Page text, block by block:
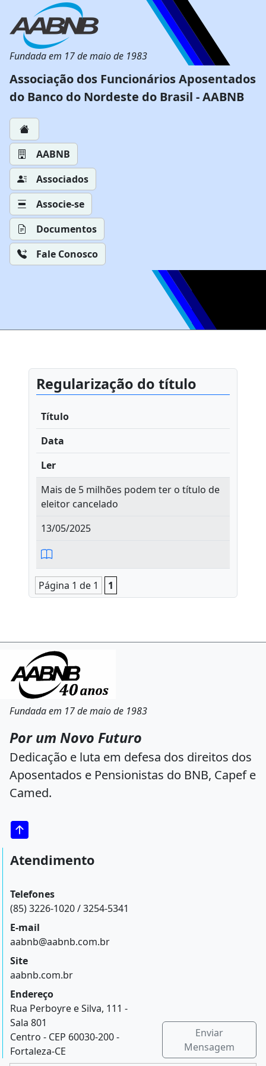
Fundada em 17 de maio de 1983
Associação dos Funcionários Aposentados
do Banco do Nordeste do Brasil - AABNB
AABNB
Associados
Associe-se
Documentos
Fale Conosco
Regularização do título
Título
Data
Ler
Mais de 5 milhões podem ter o título de
eleitor cancelado
13/05/2025
Página 1 de 1 1
Fundada em 17 de maio de 1983
Por um Novo Futuro
Dedicação e luta em defesa dos direitos dos
Aposentados e Pensionistas do BNB, Capef e
Camed.
Atendimento
Telefones
(85) 3226-1020 / 3254-5341
E-mail
aabnb@aabnb.com.br
Site
aabnb.com.br
Endereço
Rua Perboyre e Silva, 111 -
Sala 801
Centro - CEP 60030-200 -
Fortaleza-CE
Enviar
Mensagem